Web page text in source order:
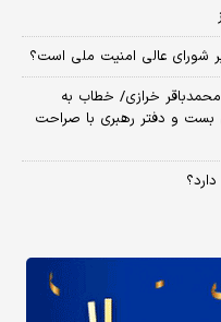
شورای ‌عالی امنیت ملی است؟
خرازی/ خطاب به
و دفتر رهبری با صراحت